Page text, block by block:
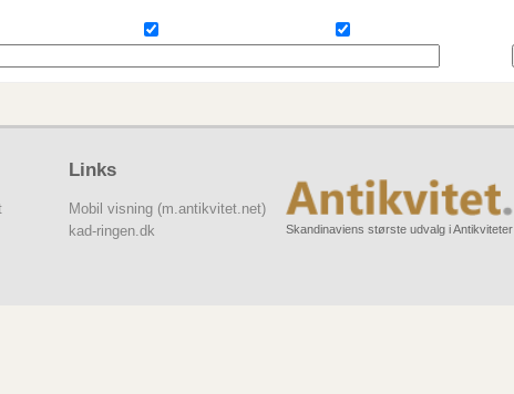
Links
Mobil visning (m.antikvitet.net)
kad-ringen.dk
Skandinaviens største udvalg i Antikviteter